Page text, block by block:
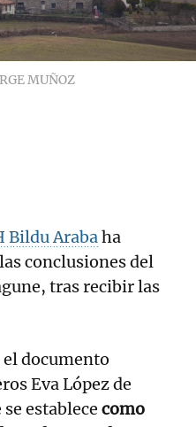
MUÑOZ
Bildu Arabaha
conclusiones del
tras recibir las
el documento
Eva López de
establece como